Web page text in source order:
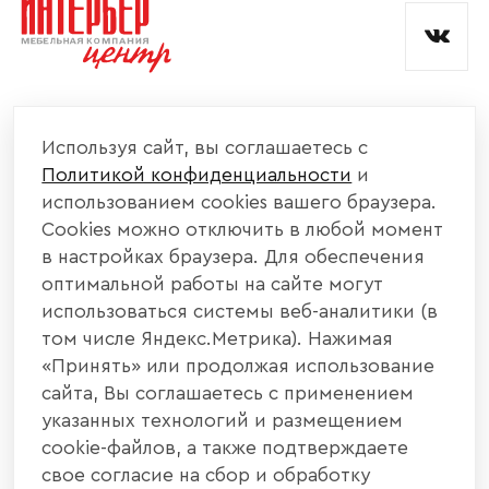
КАТАЛОГ МЕБЕЛИ
ИНФОРМАЦИЯ
НАШИ КОНТАКТЫ
+7 800 700 20 58
440004, г. Пенза, ул. Рябова, д. 31
Используя сайт, вы соглашаетесь с
Политикой конфиденциальности и
использованием cookies вашего браузера.
Cookies можно отключить в любой момент
в настройках браузера. Для обеспечения
оптимальной работы на сайте могут
использоваться системы веб-аналитики (в
том числе Яндекс.Метрика). Нажимая
«Принять» или продолжая использование
сайта, Вы соглашаетесь с применением
указанных технологий и размещением
cookie-файлов, а также подтверждаете
свое согласие на сбор и обработку